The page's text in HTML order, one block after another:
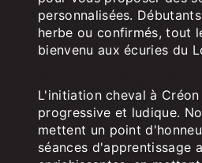
personnalisées.
herbe ou confirmés, tout
bienvenu aux écuries du
L'initiation cheval à
progressive et ludique.
mettent un point
séances d'apprentissage